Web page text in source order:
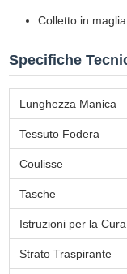
Colletto in
Specifiche
Lunghezza Manica
Tessuto Fodera
Coulisse
Tasche
Istruzioni per la Cura
Strato Traspirante